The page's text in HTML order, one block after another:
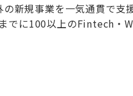
新規事業を一気通貫で支
でに100以上のFintech・